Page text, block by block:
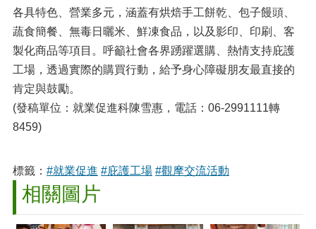
各具特色、營業多元，涵蓋有烘焙手工餅乾、包子饅頭、
蔬食簡餐、無毒日曬米、鮮凍食品，以及影印、印刷、客
製化商品等項目。呼籲社會各界踴躍選購、熱情支持庇護
工場，透過實際的購買行動，給予身心障礙朋友最直接的
肯定與鼓勵。
(發稿單位：就業促進科陳雪惠，電話：06-2991111轉
8459)
標籤： #就業促進 #庇護工場 #觀摩交流活動
相關圖片